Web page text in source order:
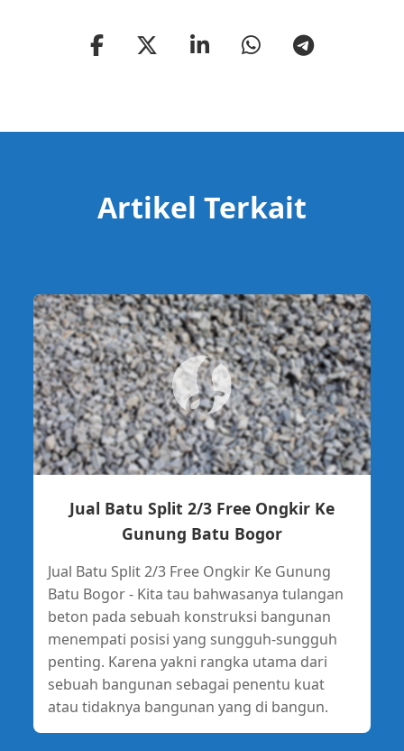
Artikel Terkait
Jual Batu Split 2/3 Free Ongkir Ke
Gunung Batu Bogor
Jual Batu Split 2/3 Free Ongkir Ke Gunung
Batu Bogor - Kita tau bahwasanya tulangan
beton pada sebuah konstruksi bangunan
menempati posisi yang sungguh-sungguh
penting. Karena yakni rangka utama dari
sebuah bangunan sebagai penentu kuat
atau tidaknya bangunan yang di bangun.